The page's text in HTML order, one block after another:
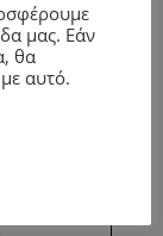
μας. Εάν
θα
αυτό.